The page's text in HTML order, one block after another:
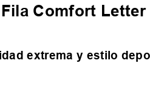
Comfort Letter
extrema y estilo